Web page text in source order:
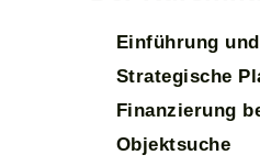
Einführung
Strategische
Finanzierung
Objektsuche